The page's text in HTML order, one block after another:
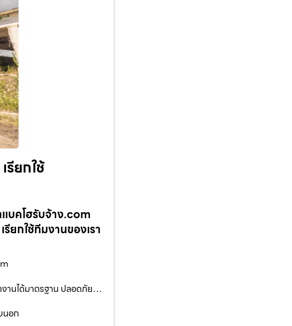
รียกใช้
บคโฮรับจ้าง.com
ยกใช้ทีมงานของเรา
งานได้มาตรฐาน ปลอดภัย…
นอก